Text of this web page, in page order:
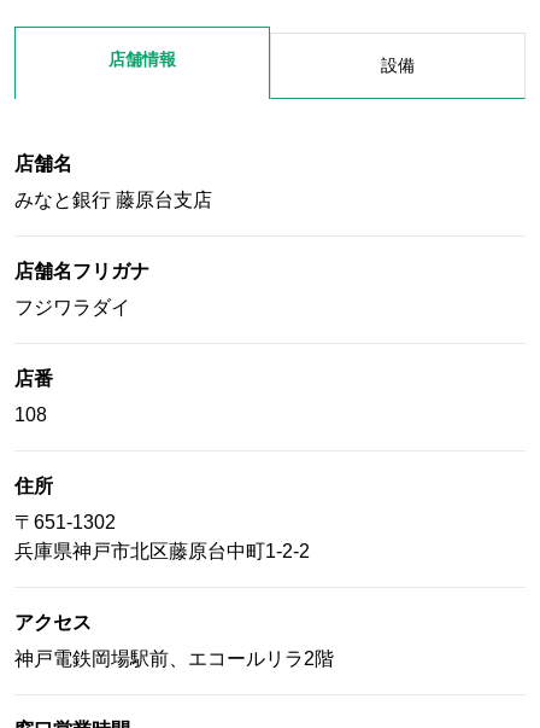
店舗情報 設備
店舗名
みなと銀行 藤原台支店
店舗名フリガナ
フジワラダイ
店番
108
住所
〒 651-1302
兵庫県神戸市北区藤原台中町1-2-2
アクセス
神戸電鉄岡場駅前、エコールリラ2階